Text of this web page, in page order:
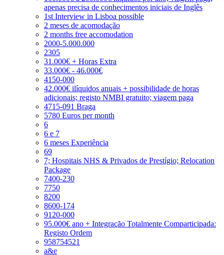
apenas precisa de conhecimentos iniciais de Inglês
1st Interview in Lisboa possible
2 meses de acomodação
2 months free accomodation
2000-5.000.000
2305
31.000€ + Horas Extra
33.000€ - 46.000€
4150-000
42.000€ ilíquidos anuais + possibilidade de horas
adicionais; registo NMBI gratuito; viagem paga
4715-091 Braga
5780 Euros per month
6
6 e 7
6 meses Experiência
69
7; Hospitais NHS & Privados de Prestígio; Relocation
Package
7400-230
7750
8200
8600-174
9120-000
95.000€ ano + Integração Totalmente Comparticipada:
Registo Ordem
958754521
a&e